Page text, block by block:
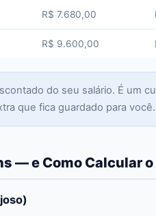
R$ 7.680,00
R$ 9.600,00
do seu salário. É um
que fica guardado para você.
— e Como Calcular